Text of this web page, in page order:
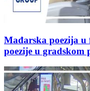
Mađarska poezija u
poezije u gradskom